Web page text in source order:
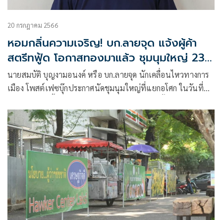
20 กรกฎาคม 2566
หอมกลิ่นความเจริญ! บก.ลายจุด แจ้งผู้ค้า
สตรีทฟู้ด โอกาสทองมาแล้ว ชุมนุมใหญ่ 23
ก.ค.
นายสมบัติ บุญงามอนงค์ หรือ บก.ลายจุด นักเคลื่อนไหวทางการ
เมือง โพสต์เฟซบุ๊กประกาศนัดชุมนุมใหญ่ที่แยกอโศก ในวันที่
ในคราบรถเข็น Street Food